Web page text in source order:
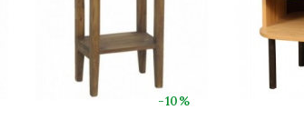
-10%